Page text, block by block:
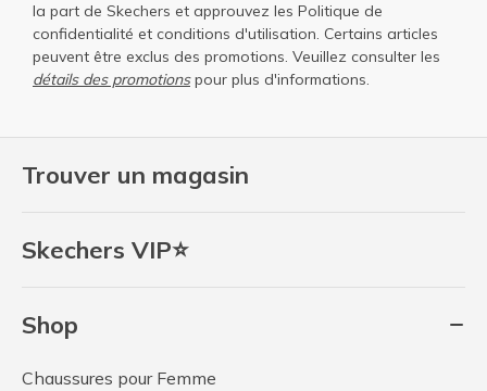
Trouver un magasin
Skechers VIP⭐
Shop
Chaussures pour Femme
la part de Skechers et approuvez les Politique de
confidentialité et conditions d'utilisation. Certains articles
peuvent être exclus des promotions. Veuillez consulter les
détails des promotionspour plus d'informations.